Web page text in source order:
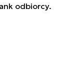
odbiorcy.